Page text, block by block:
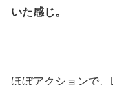
いた感じ。
ほぼアクションで